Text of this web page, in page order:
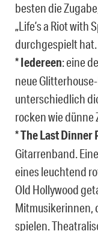
besten die
„Life’s a Riot with
durchgespielt hat.
*Iedereen: eine
neue
unterschiedlich
rocken wie dünne
*The Last Dinner
Gitarrenband.
eines leuchtend
Old Hollywood
Mitmusikerinnen,
spielen.